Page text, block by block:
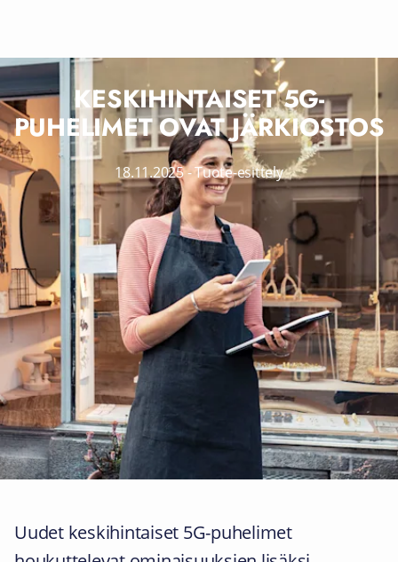
KESKIHINTAISET 5G-
PUHELIMET OVAT JÄRKIOSTOS
18.11.2025-Tuote-esittely
Uudet keskihintaiset 5G-puhelimet